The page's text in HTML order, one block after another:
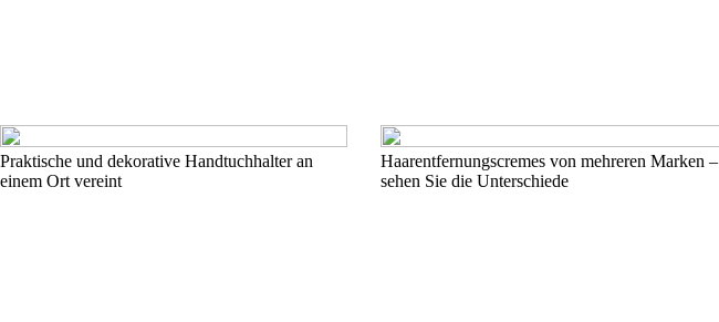
Praktische und dekorative Handtuchhalter an
einem Ort vereint
Haarentfernungscremes von mehreren Marken –
sehen Sie die Unterschiede